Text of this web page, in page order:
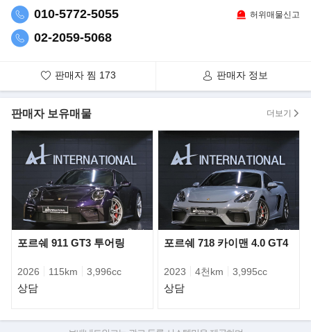
010-5772-5055
02-2059-5068
허위매물신고
판매자 찜 173 판매자 정보
판매자 보유매물 더보기
포르쉐 911 GT3 투어링
2026 115km 3,996cc
상담
포르쉐 718 카이맨 4.0 GT4
2023 4천km 3,995cc
상담